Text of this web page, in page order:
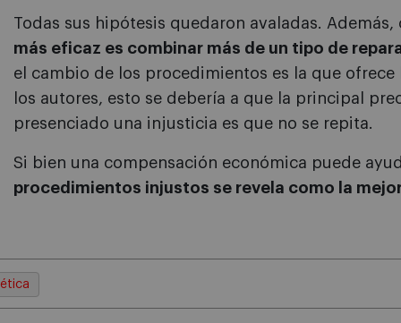
Todas sus hipótesis quedaron avaladas.
más eficaz es combinar más de un tipo de
el cambio de los procedimientos es la que ofrece
los autores, esto se debería a que la principal
presenciado una injusticia es que no se repita.
Si bien una compensación económica puede
procedimientos injustos se revela como la
ética